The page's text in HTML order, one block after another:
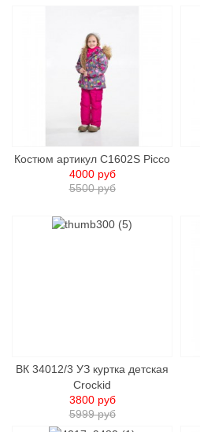
Костюм артикул C1602S Picco
5500 руб
4000 руб
ВК 34012/3 УЗ куртка детcкая
Crockid
5999 руб
3800 руб